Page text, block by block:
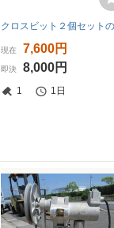
現在 7,600円
即決 8,000円
1 1日